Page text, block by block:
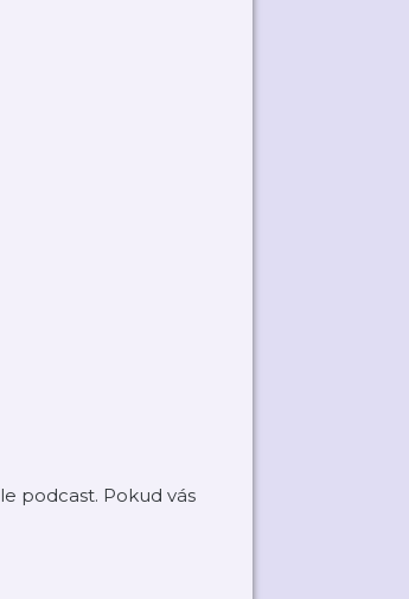
podcast. Pokud vás